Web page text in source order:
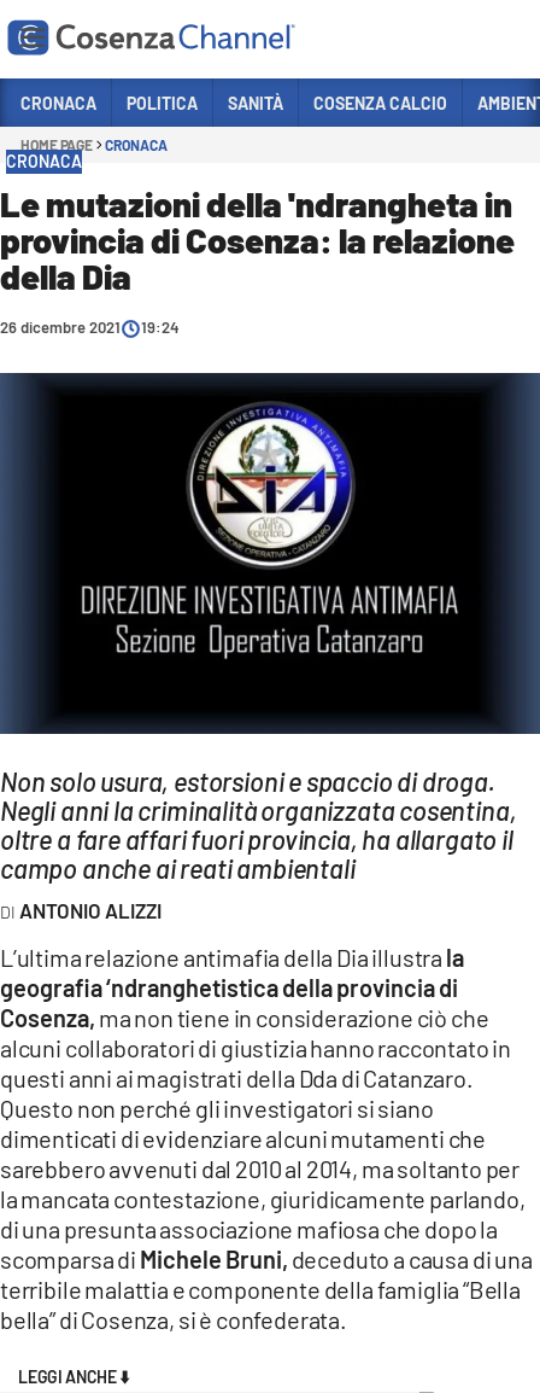
Sezioni
POLITICA
COSENZA CALCIO
ECONOMIA E LAVORO
Streaming
LAC ONAIR
LaC
Network
LACPLAY.IT
LACTV.IT
LACONAIR.IT
LACITYMAG.IT
ILREGGINO.IT
COSENZACHANNEL.IT
ILVIBONESE.IT
CATANZAROCHANNEL.IT
LACAPITALENEWS.IT
App
ANDROID
APPLE
CRONACA POLITICA SANITÀ COSENZA CALCIO
HOME PAGE CRONACA
CRONACA
Le mutazioni della 'ndrangheta in
provincia di Cosenza: la relazione
della Dia
26 dicembre 2021 19:24
Non solo usura, estorsioni e spaccio di droga.
Negli anni la criminalità organizzata cosentina,
oltre a fare affari fuori provincia, ha allargato il
campo anche ai reati ambientali
ANTONIO ALIZZI
L’ultima relazione antimafia della Dia illustra la
geografia ‘ndranghetistica della provincia di
Cosenza, ma non tiene in considerazione ciò che
alcuni collaboratori di giustizia hanno raccontato in
questi anni ai magistrati della Dda di Catanzaro.
Questo non perché gli investigatori si siano
dimenticati di evidenziare alcuni mutamenti che
sarebbero avvenuti dal 2010 al 2014, ma soltanto per
la mancata contestazione, giuridicamente parlando,
di una presunta associazione mafiosa che dopo la
scomparsa di Michele Bruni, deceduto a causa di una
terribile malattia e componente della famiglia “Bella
bella” di Cosenza, si è confederata.
LEGGI ANCHE ⬇️